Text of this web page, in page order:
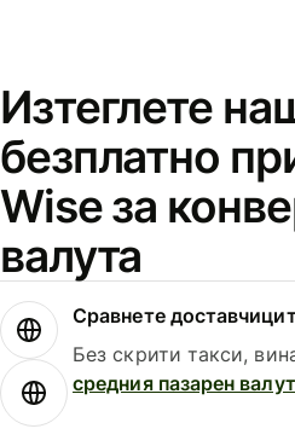
Изтеглете
безплатно
Wise за
валута
Сравнете
Без скрити такси,
средния пазарен